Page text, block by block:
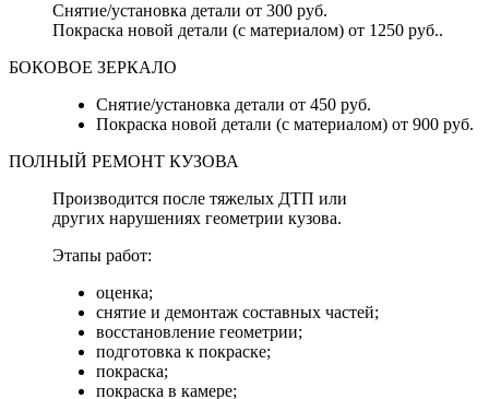
Снятие/установка детали от 300 руб.
Покраска новой детали (с материалом) от 1250 руб..
БОКОВОЕ ЗЕРКАЛО
Снятие/установка детали от 450 руб.
Покраска новой детали (с материалом) от 900 руб.
ПОЛНЫЙ РЕМОНТ КУЗОВА
Производится после тяжелых ДТП или
других нарушениях геометрии кузова.
Этапы работ:
оценка;
снятие и демонтаж составных частей;
восстановление геометрии;
подготовка к покраске;
покраска;
покраска в камере;